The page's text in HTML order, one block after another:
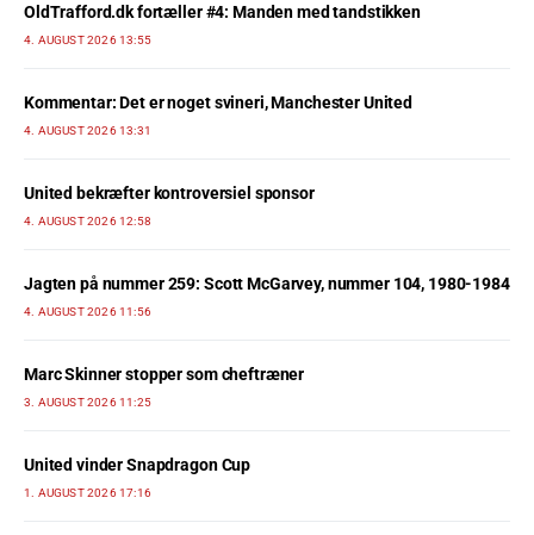
OldTrafford.dk fortæller #4: Manden med tandstikken
4. AUGUST 2026 13:55
Kommentar: Det er noget svineri, Manchester United
4. AUGUST 2026 13:31
United bekræfter kontroversiel sponsor
4. AUGUST 2026 12:58
Jagten på nummer 259: Scott McGarvey, nummer 104, 1980-1984
4. AUGUST 2026 11:56
Marc Skinner stopper som cheftræner
3. AUGUST 2026 11:25
United vinder Snapdragon Cup
1. AUGUST 2026 17:16